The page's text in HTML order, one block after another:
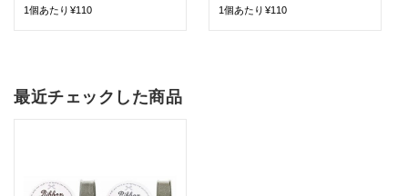
1個あたり¥110 1個あたり¥110
最近チェックした商品